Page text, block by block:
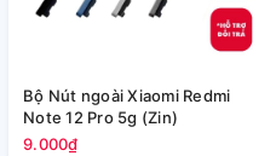
Bộ Nút ngoài Xiaomi Redmi
Note 12 Pro 5g (Zin)
9.000₫